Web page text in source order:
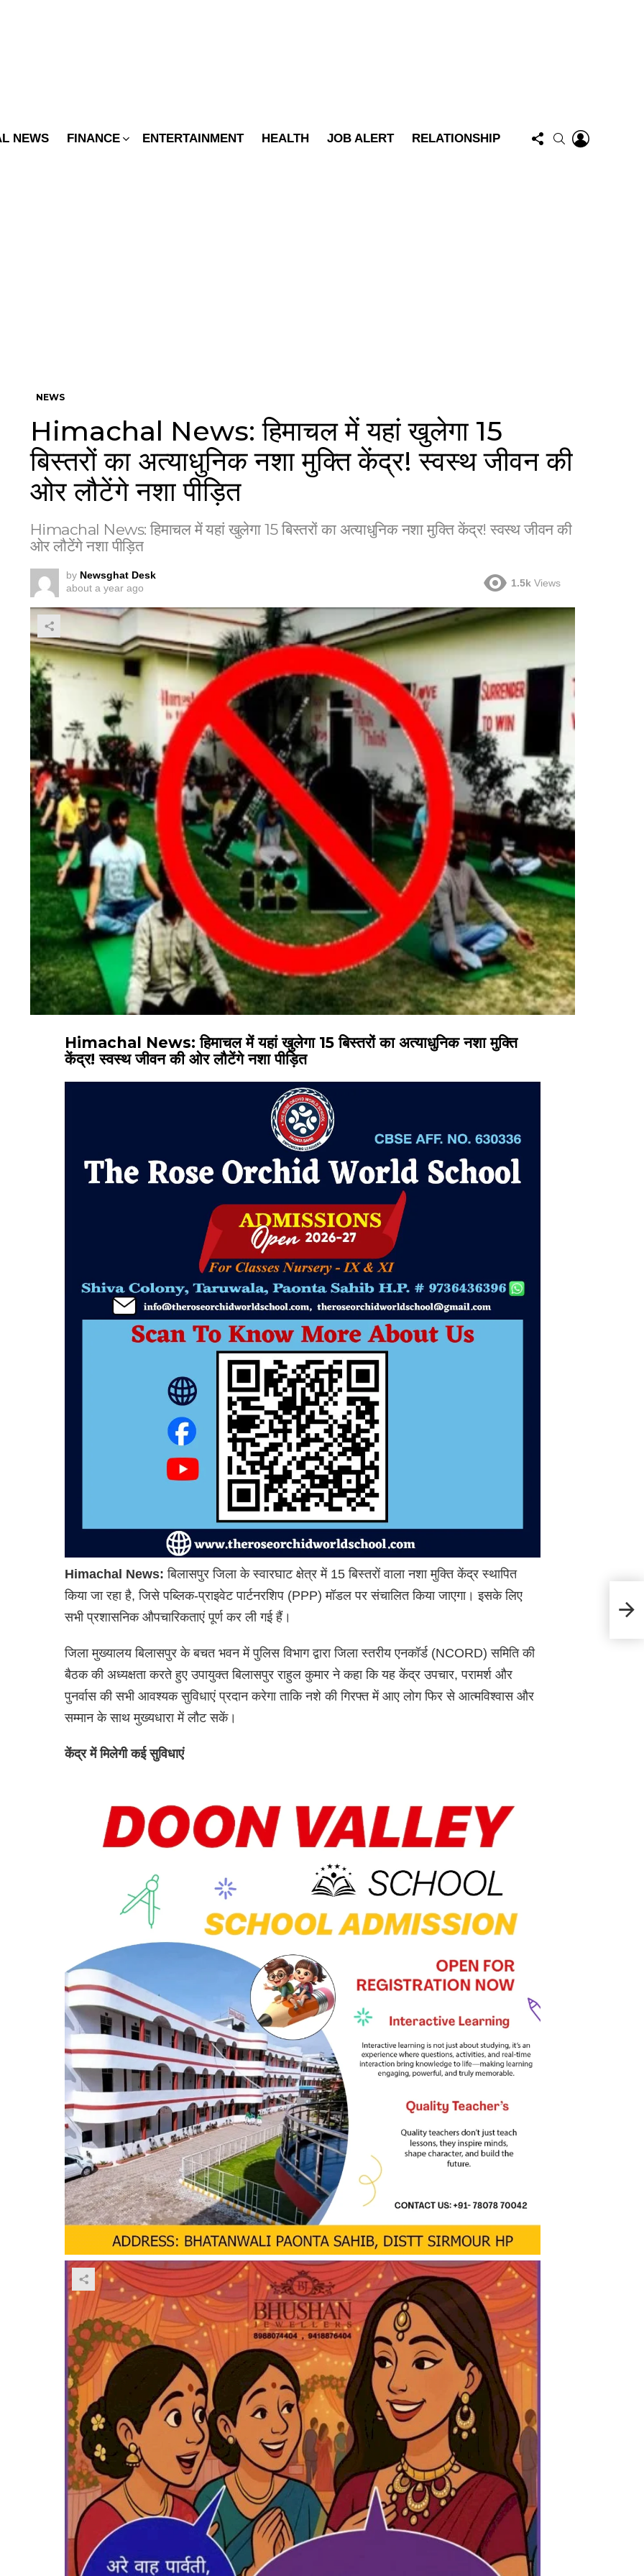
NEWS FINANCE ENTERTAINMENT HEALTH JOB ALERT RELATIONSHIP
FOLLOW
US
SEARCH
NEWS
Himachal News: हिमाचल में यहां खुलेगा 15
बिस्तरों का अत्याधुनिक नशा मुक्ति केंद्र! स्वस्थ जीवन की
ओर लौटेंगे नशा पीड़ित
Himachal News: हिमाचल में यहां खुलेगा 15 बिस्तरों का अत्याधुनिक नशा मुक्ति केंद्र! स्वस्थ जीवन की
ओर लौटेंगे नशा पीड़ित
by Newsghat Desk
about a year ago
1.5k Views
Himachal News: हिमाचल में यहां खुलेगा 15 बिस्तरों का अत्याधुनिक नशा मुक्ति
केंद्र! स्वस्थ जीवन की ओर लौटेंगे नशा पीड़ित
Himachal News: बिलासपुर जिला के स्वारघाट क्षेत्र में 15 बिस्तरों वाला नशा मुक्ति केंद्र स्थापित
किया जा रहा है, जिसे पब्लिक-प्राइवेट पार्टनरशिप (PPP) मॉडल पर संचालित किया जाएगा। इसके लिए
सभी प्रशासनिक औपचारिकताएं पूर्ण कर ली गई हैं।
जिला मुख्यालय बिलासपुर के बचत भवन में पुलिस विभाग द्वारा जिला स्तरीय एनकॉर्ड (NCORD) समिति की
बैठक की अध्यक्षता करते हुए उपायुक्त बिलासपुर राहुल कुमार ने कहा कि यह केंद्र उपचार, परामर्श और
पुनर्वास की सभी आवश्यक सुविधाएं प्रदान करेगा ताकि नशे की गिरफ्त में आए लोग फिर से आत्मविश्वास और
सम्मान के साथ मुख्यधारा में लौट सकें।
केंद्र में मिलेगी कई सुविधाएं